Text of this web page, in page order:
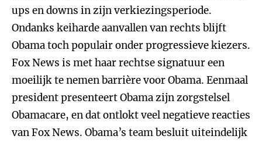
ups en downs in zijn verkiezingsperiode.
Ondanks keiharde aanvallen van rechts blijft
Obama toch populair onder progressieve kiezers.
Fox News is met haar rechtse signatuur een
moeilijk te nemen barrière voor Obama. Eenmaal
president presenteert Obama zijn zorgstelsel
Obamacare, en dat ontlokt veel negatieve reacties
van Fox News. Obama’s team besluit uiteindelijk